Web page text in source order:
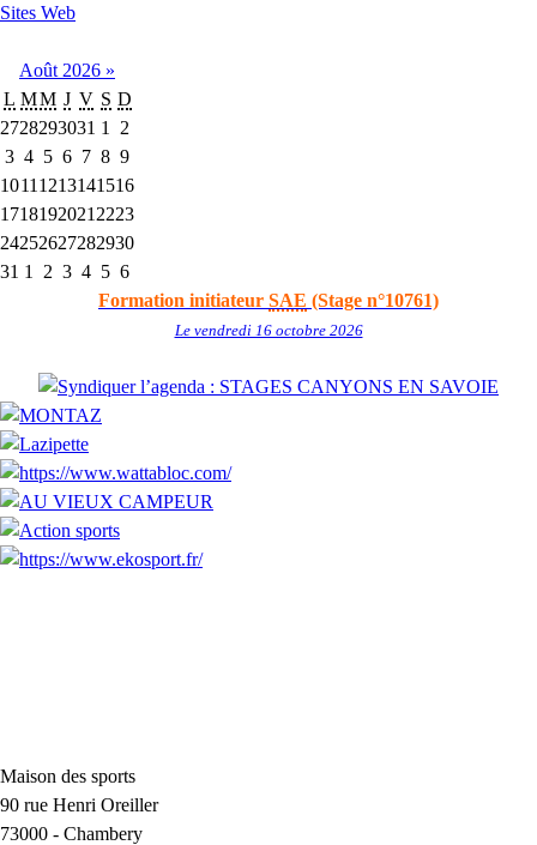
Sites Web
Août 2026 »
L MM J V S D
2728293031 1
2
3 4 5 6 7 8 9
1011 1213141516
1718192021 2223
24252627282930
31 1 2 3 4 5 6
Formation initiateur SAE (Stage n°10761)
Le vendredi 16 octobre 2026
Maison des sports
90 rue Henri Oreiller
73000 - Chambery